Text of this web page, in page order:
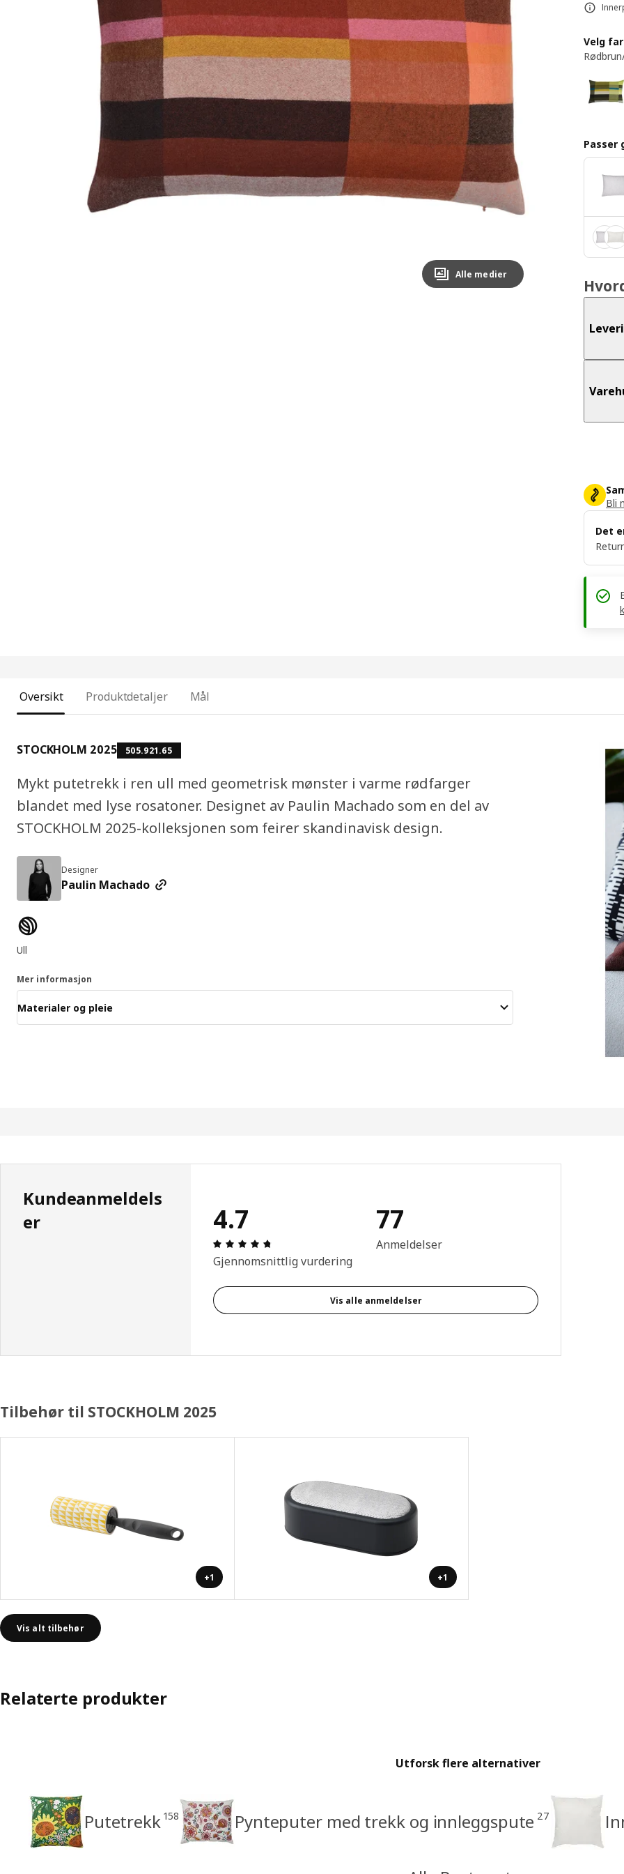
Image zoomed out, normal view
Alle medier
Velg
Passer
Bli
Det
Oversikt Produktdetaljer Mål
STOCKHOLM 2025 505.921.65
Mykt putetrekk i ren ull med geometrisk mønster i varme rødfarger
blandet med lyse rosatoner. Designet av Paulin Machado som en del av
STOCKHOLM 2025-kolleksjonen som feirer skandinavisk design.
Designer
Paulin Machado
Produktfunksjoner
Ull
Mer informasjon
Materialer og pleie
Kundeanmeldels
er
4.7
Produktomtale: 4.7 ingen kundevurdering 5 stjerner. Totalt antall
Gjennomsnittlig vurdering
77
Anmeldelser
Vis alle anmeldelser
Tilbehør til STOCKHOLM 2025
+1 +1
Vis alt tilbehør
Relaterte produkter
Utforsk flere alternativer
Putetrekk 158 Pynteputer med trekk og innleggspute 27